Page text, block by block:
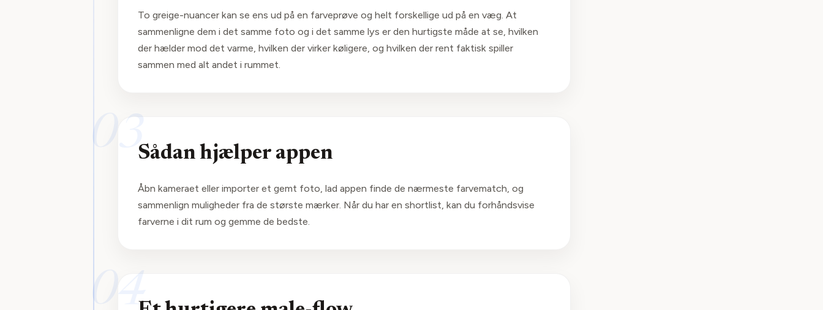
To greige-nuancer kan se ens ud på en farveprøve og helt forskellige ud på en væg. At
sammenligne dem i det samme foto og i det samme lys er den hurtigste måde at se, hvilken
der hælder mod det varme, hvilken der virker køligere, og hvilken der rent faktisk spiller
sammen med alt andet i rummet.
03Sådan hjælper appen
Åbn kameraet eller importer et gemt foto, lad appen finde de nærmeste farvematch, og
sammenlign muligheder fra de største mærker. Når du har en shortlist, kan du forhåndsvise
farverne i dit rum og gemme de bedste.
04